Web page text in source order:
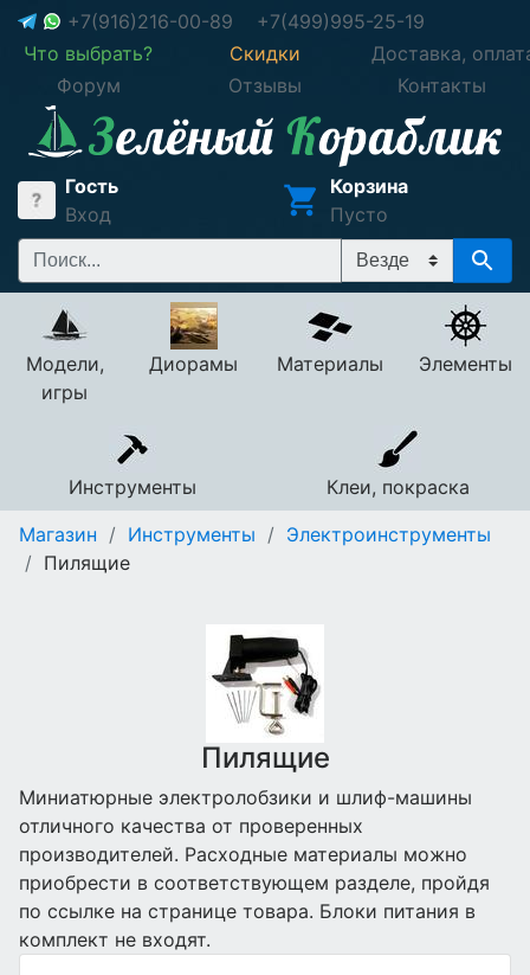
+7(916)216-00-89
+7(499)995-25-19
Что выбрать?
Скидки
Доставка,
Форум
Отзывы Контакты
Гость
Вход
Корзина
Пусто
Модели,
игры
Диорамы Материалы Элементы
Инструменты
Клеи, покраска
Магазин / Инструменты / Электроинструменты
/ Пилящие
Пилящие
Миниатюрные электролобзики и шлиф-машины
отличного качества от проверенных
производителей. Расходные материалы можно
приобрести в соответствующем разделе, пройдя
по ссылке на странице товара. Блоки питания в
комплект не входят.